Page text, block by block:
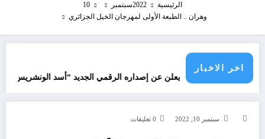
الرئيسية 2022سبتمبر
10
وهران .. الطبعة الأولى لمهرجان الخيل الجزائري
اخر الاخبار
قدور شاهد يعلن عن إصداره الرقمي الجديد “أسد الونشريس” تخليداجرائم
سبتمبر 10, 2022 0 تعليقات